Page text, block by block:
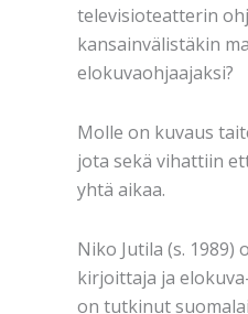
televisioteatterin
kansainvälistäkin
elokuvaohjaajaksi?
Molle on kuvaus
jota sekä vihattiin
yhtä aikaa.
Niko Jutila (s. 1989)
kirjoittaja ja
on tutkinut